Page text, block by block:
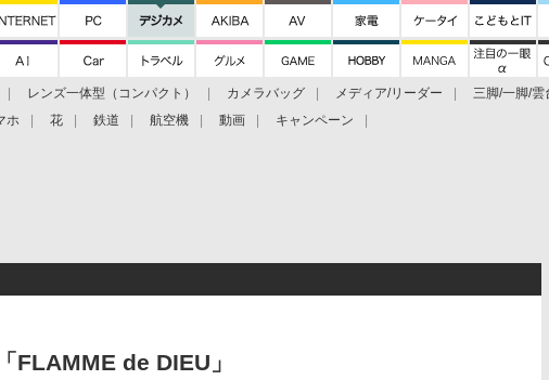
レンズ一体型（コンパクト） カメラバッグ メディア/リーダー 三脚/一脚/雲
ホ 花 鉄道 航空機 動画 キャンペーン
FLAMME de DIEU」